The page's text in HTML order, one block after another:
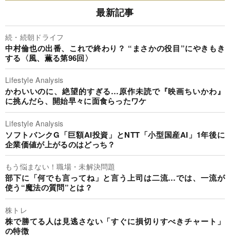
最新記事
続・続朝ドライフ
中村倫也の出番、これで終わり？ “まさかの役目”にやきもき
する〈風、薫る第96回〉
Lifestyle Analysis
かわいいのに、絶望的すぎる…原作未読で『映画ちいかわ』
に挑んだら、開始早々に面食らったワケ
Lifestyle Analysis
ソフトバンクG「巨額AI投資」とNTT「小型国産AI」1年後に
企業価値が上がるのはどっち？
もう悩まない！職場・未解決問題
部下に「何でも言ってね」と言う上司は二流…では、一流が
使う“魔法の質問”とは？
株トレ
株で勝てる人は見逃さない「すぐに損切りすべきチャート」
の特徴